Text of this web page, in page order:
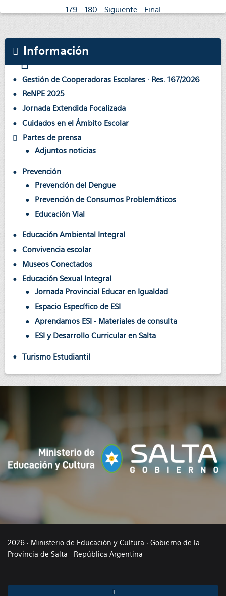
179
180 Siguiente Final
Información
Gestión de Cooperadoras Escolares · Res. 167/2026
ReNPE 2025
Jornada Extendida Focalizada
Cuidados en el Ámbito Escolar
Partes de prensa
Adjuntos noticias
Prevención
Prevención del Dengue
Prevención de Consumos Problemáticos
Educación Vial
Educación Ambiental Integral
Convivencia escolar
Museos Conectados
Educación Sexual Integral
Jornada Provincial Educar en Igualdad
Espacio Específico de ESI
Aprendamos ESI - Materiales de consulta
ESI y Desarrollo Curricular en Salta
Turismo Estudiantil
2026 · Ministerio de Educación y Cultura · Gobierno de la
Provincia de Salta · República Argentina